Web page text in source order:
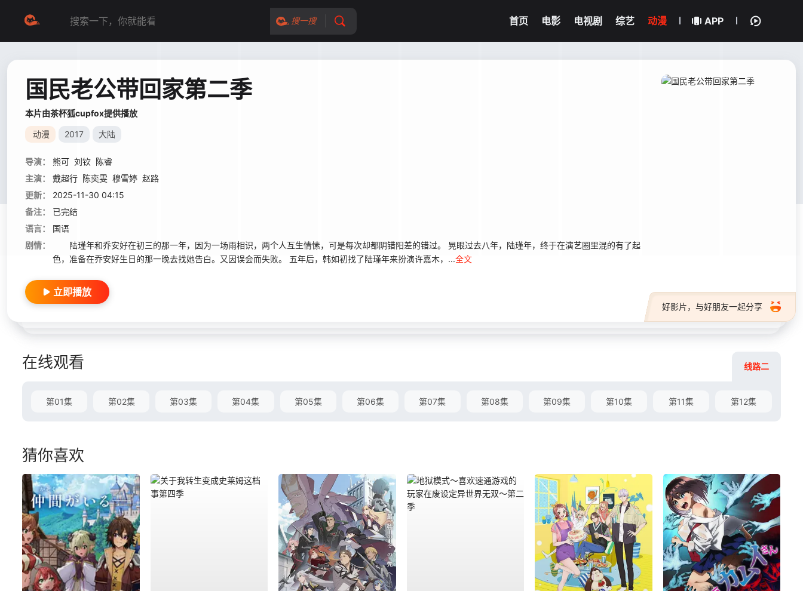
搜一搜 首页 电影 电视剧 综艺 动漫 APP
国民老公带回家第二季
本片由茶杯狐cupfox提供播放
动漫 2017 大陆
导演： 熊可 刘钦 陈睿
主演：
戴超行 陈奕雯 穆雪婷 赵路
更新：
2025-11-30 04:15
备注：
已完结
语言：
国语
剧情：
陆瑾年和乔安好在初三的那一年，因为一场雨相识，两个人互生情愫，可是每次却都阴错阳差的错过。 晃眼过去八年，陆瑾年，终于在演艺圈里混的有了起
色，准备在乔安好生日的那一晚去找她告白。又因误会而失败。 五年后，韩如初找了陆瑾年来扮演许嘉木，...全文
好影片，与好朋友一起分享
立即播放
在线观看 线路二
第01集 第02集 第03集 第04集 第05集 第06集 第07集 第08集 第09集 第10集 第11集 第12集
猜你喜欢